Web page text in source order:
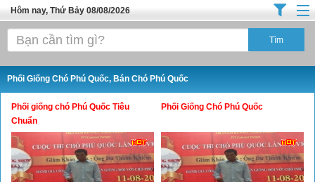
Hôm nay, Thứ Bảy 08/08/2026
Trang chủ
Ô Tô Xe Máy
Đồ Dùng Nội Ngoại Thất
Điện Tử Điện Máy
Phối Giống Chó Phú Quốc, Bán Chó Phú Quốc
Phối giống chó Phú Quốc Tiêu
Chuẩn
Phối Giống Chó Phú Quốc